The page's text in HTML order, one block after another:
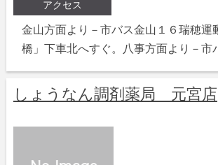
アクセス
金山方面より－市バス金山１６瑞穂運
橋」下車北へすぐ。八事方面より－市
しょうなん調剤薬局 元宮店